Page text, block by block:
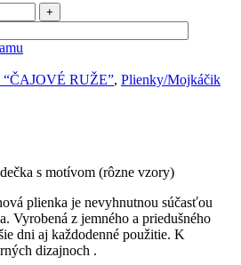
“ČAJOVÉ RUŽE”, Plienky/Mojkáčik
s motívom (rôzne vzory)
plienka je nevyhnutnou súčasťou
Vyrobená z jemného a priedušného
dni aj každodenné použitie. K
dizajnoch .